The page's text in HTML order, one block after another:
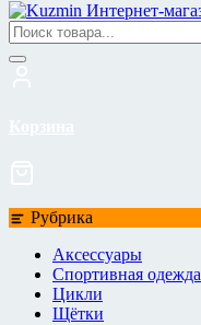
Рубрика
Аксессуары
Спортивная одежда
Цикли
Щётки